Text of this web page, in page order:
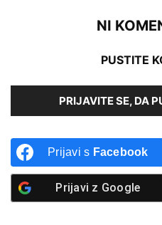
NI
PUSTITE
PRIJAVITE SE, DA
Prijavi s Facebook
Prijavi z Google